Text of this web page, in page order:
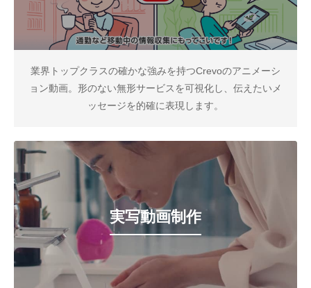
業界トップクラスの確かな強みを持つCrevoのアニメーシ
ョン動画。形のない無形サービスを可視化し、伝えたいメ
ッセージを的確に表現します。
実写動画制作